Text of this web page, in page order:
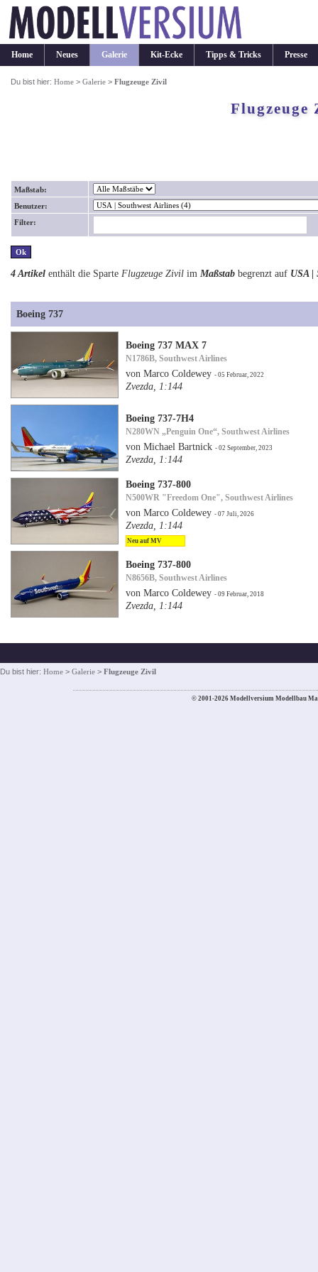
Home Neues Galerie Kit-Ecke Tipps & Tricks Presse
Du bist hier:Home >Galerie >Flugzeuge Zivil
Maßstab:
Benutzer:
Filter:
4 Artikel enthält die Sparte Flugzeuge Zivil im Maßstabbegrenzt auf USA |
Boeing 737
Boeing 737 MAX 7
N1786B, Southwest Airlines
von Marco Coldewey- 05 Februar, 2022
Zvezda, 1:144
Boeing 737-7H4
N280WN „Penguin One“, Southwest Airlines
von Michael Bartnick- 02 September, 2023
Zvezda, 1:144
Boeing 737-800
N500WR "Freedom One", Southwest Airlines
von Marco Coldewey- 07 Juli, 2026
Zvezda, 1:144
Neu auf MV
Boeing 737-800
N8656B, Southwest Airlines
von Marco Coldewey- 09 Februar, 2018
Zvezda, 1:144
Du bist hier: Home > Galerie > Flugzeuge Zivil
© 2001-2026 Modellversium Modellbau